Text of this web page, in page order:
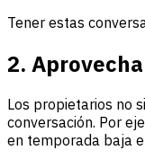
Tener estas
2.
Los propietarios no
conversación. Por
en temporada baja